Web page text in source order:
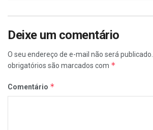
Deixe um comentário
O seu endereço de e-mail não será publicado.
obrigatórios são marcados com *
Comentário *